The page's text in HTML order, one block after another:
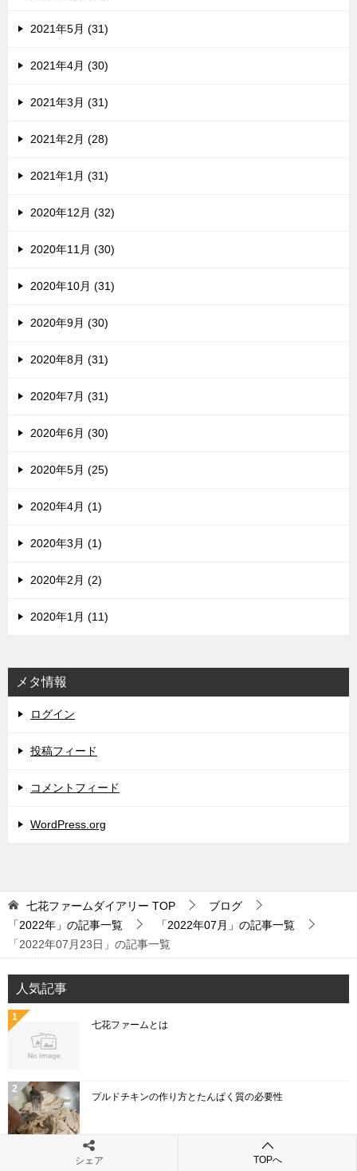
2021年5月 (31)
2021年4月 (30)
2021年3月 (31)
2021年2月 (28)
2021年1月 (31)
2020年12月 (32)
2020年11月 (30)
2020年10月 (31)
2020年9月 (30)
2020年8月 (31)
2020年7月 (31)
2020年6月 (30)
2020年5月 (25)
2020年4月 (1)
2020年3月 (1)
2020年2月 (2)
2020年1月 (11)
メタ情報
ログイン
投稿フィード
コメントフィード
WordPress.org
七花ファームダイアリー TOP
ブログ
「2022年」の記事一覧
「2022年07月」の記事一覧
「2022年07月23日」の記事一覧
人気記事
七花ファームとは
プルドチキンの作り方とたんぱく質の必要性
シェア TOPへ